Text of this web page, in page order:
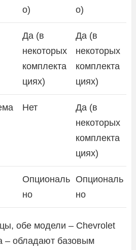
о)
о)
Да (в
некоторых
комплекта
циях)
Да (в
некоторых
комплекта
циях)
Нет
Да (в
некоторых
комплекта
циях)
Опциональ
но
Опциональ
но
обе модели – Chevrolet
– обладают базовым